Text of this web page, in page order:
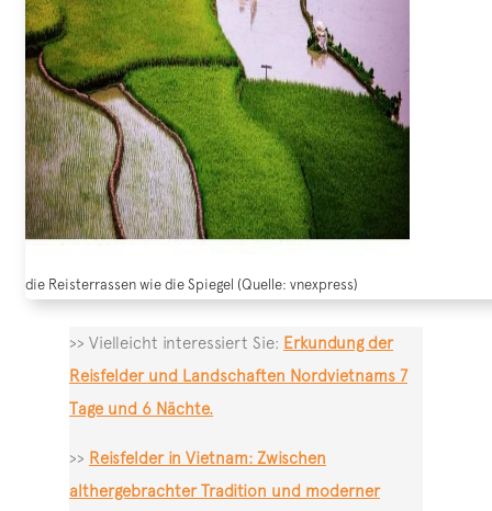
die Reisterrassen wie die Spiegel (Quelle: vnexpress)
>> Vielleicht interessiert Sie: Erkundung der
Reisfelder und Landschaften Nordvietnams 7
Tage und 6 Nächte.
>> Reisfelder in Vietnam: Zwischen
althergebrachter Tradition und moderner